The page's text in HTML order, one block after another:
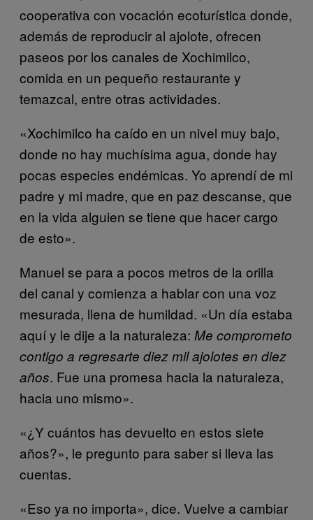
cooperativa con vocación ecoturística donde,
además de reproducir al ajolote, ofrecen
paseos por los canales de Xochimilco,
comida en un pequeño restaurante y
temazcal, entre otras actividades.
«Xochimilco ha caído en un nivel muy bajo,
donde no hay muchísima agua, donde hay
pocas especies endémicas. Yo aprendí de mi
padre y mi madre, que en paz descanse, que
en la vida alguien se tiene que hacer cargo
de esto».
Manuel se para a pocos metros de la orilla
del canal y comienza a hablar con una voz
mesurada, llena de humildad. «Un día estaba
aquí y le dije a la naturaleza: Me comprometo
contigo a regresarte diez mil ajolotes en diez
años. Fue una promesa hacia la naturaleza,
hacia uno mismo».
«¿Y cuántos has devuelto en estos siete
años?», le pregunto para saber si lleva las
cuentas.
«Eso ya no importa», dice. Vuelve a cambiar